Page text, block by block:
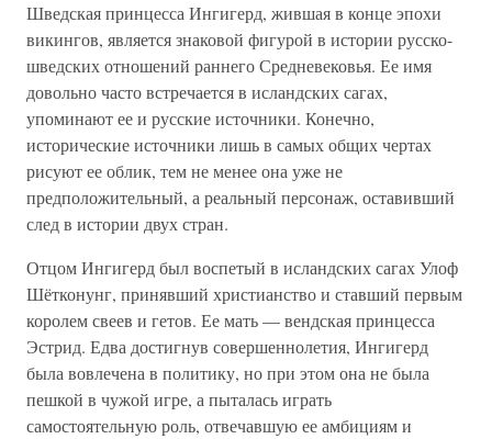
Шведская принцесса Ингигерд, жившая в конце эпохи
викингов, является знаковой фигурой в истории русско-
шведских отношений раннего Средневековья. Ее имя
довольно часто встречается в исландских сагах,
упоминают ее и русские источники. Конечно,
исторические источники лишь в самых общих чертах
рисуют ее облик, тем не менее она уже не
предположительный, а реальный персонаж, оставивший
след в истории двух стран.
Отцом Ингигерд был воспетый в исландских сагах Улоф
Шётконунг, принявший христианство и ставший первым
королем свеев и гетов. Ее мать — вендская принцесса
Эстрид. Едва достигнув совершеннолетия, Ингигерд
была вовлечена в политику, но при этом она не была
пешкой в чужой игре, а пыталась играть
самостоятельную роль, отвечавшую ее амбициям и